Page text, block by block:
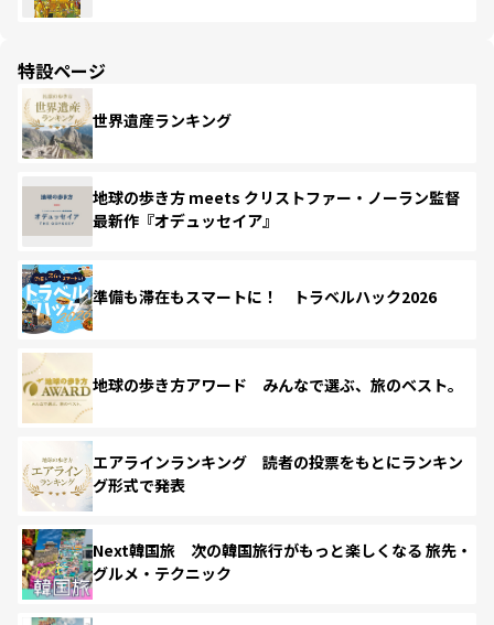
特設ページ
世界遺産ランキング
地球の歩き方 meets クリストファー・ノーラン監督
最新作『オデュッセイア』
準備も滞在もスマートに！ トラベルハック2026
地球の歩き方アワード みんなで選ぶ、旅のベスト。
エアラインランキング 読者の投票をもとにランキン
グ形式で発表
Next韓国旅 次の韓国旅行がもっと楽しくなる 旅先・
グルメ・テクニック